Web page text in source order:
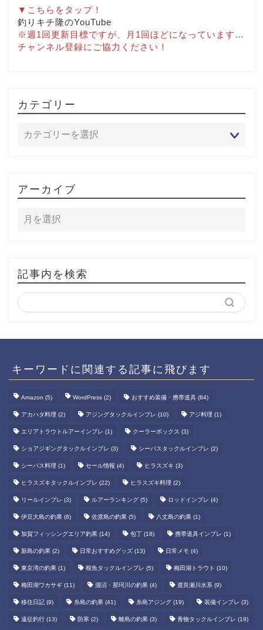
▼こちらをタップ！
釣りキチ隆のYouTube
※週1回更新目標ですが、月1回ほどになっています…
チャンネル登録にご協力ください！
カテゴリー
アーカイブ
記事内を検索
キーワードに関連する記事に飛びます
Amazon (5) WordPress (2) おすすめ装備・携帯道具 (84)
アカハタ料理 (2) アジングタックルインプレ (10) アジ料理 (1)
エリアトラウトルアーインプレ (1) クーラーボックス (3)
ショアジギングタックルインプレ (3) シーバスタックルインプレ (2)
シーバス料理 (1) セール情報 (4) ヒラスズキ (3)
ヒラスズキタックルインプレ (22) ヒラスズキ料理 (2)
リールインプレ (3) ルアーランキング (5) ロッドインプレ (4)
伊豆大島の釣果 (8) 佐渡島の釣果 (5) 八丈島の釣果 (1)
加賀フィッシングエリア釣果 (14) 包丁 (18) 携帯道具インプレ (1)
新島の釣果 (2) 日常おすすめグッズ (13) 日常メモ (4)
東京湾の釣果 (1) 根魚タックルインプレ (5) 梅田湖トラウト (10)
梅田湖ワカサギ (11) 涸沼・那珂川の釣果 (4) 渡良瀬川水系 (9)
移住日記 (9) 糸島の釣果 (41) 糸島アジング (19) 装備インプレ (3)
遠征釣行 (13) 防寒 (2) 離島の釣果 (3) 青物タックルインプレ (19)